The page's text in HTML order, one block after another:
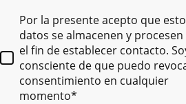
Por la presente acepto que
datos se almacenen y procesen
el fin de establecer contacto.
consciente de que puedo
consentimiento en cualquier
momento*